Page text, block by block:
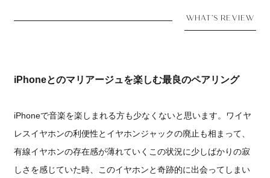
WHAT'S REVIEW
iPhoneとのマリアージュを楽しむ最良のペアリング
iPhoneで音楽を楽しまれる方も少なくないと思います。ワイヤ
レスイヤホンの利便性とイヤホンジャックの廃止も相まって、
有線イヤホンの存在感が薄れていくこの状況に少しばかりの寂
しさを感じていた時、このイヤホンと奇跡的に出会ってしまい